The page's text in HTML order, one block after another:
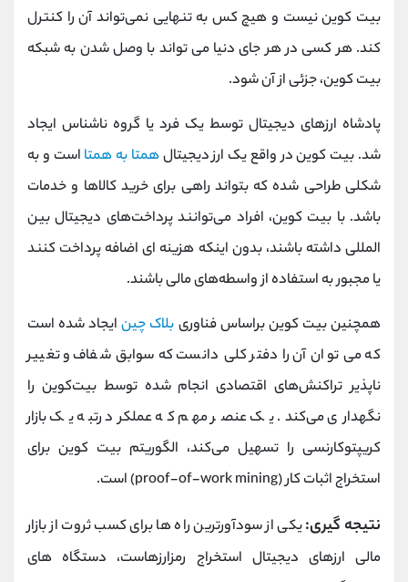
بیت کوین نیست و هیچ کس به تنهایی نمی‌تواند آن را کنترل
کند. هر کسی در هر جای دنیا می‌ تواند با وصل شدن به شبکه
بیت کوین، جزئی از آن شود.
پادشاه ارز‌های دیجیتال توسط یک فرد یا گروه ناشناس ایجاد
شد. بیت کوین در واقع یک ارز دیجیتالهمتا به‌ همتا است و به‌
شکلی طراحی شده که بتواند راهی برای خرید کالا‌ها و خدمات
باشد. با بیت‌ کوین، افراد می‌توانند پرداخت‌های دیجیتال بین‌
المللی داشته باشند، بدون اینکه هزینه‌ ای اضافه پرداخت کنند
یا مجبور به استفاده از واسطه‌های مالی باشند.
همچنین بیت‌ کوین براساس فناوری بلاک چینایجاد شده است
که می‌ توان آن را دفتر کلی دانست که سوابق شفاف و تغییر
ناپذیر تراکنش‌های اقتصادی انجام‌ شده توسط بیت‌کوین را
نگهداری می‌کند. یک عنصر مهم که عملکرد رتبه یک بازار
کریپتوکارنسی را تسهیل می‌کند، الگوریتم بیت‌ کوین برای
استخراج اثبات کار (proof-of-work mining) است.
نتیجه گیری:یکی از سودآورترین راه ها برای کسب ثروت از بازار
مالی ارزهای دیجیتال استخراج رمزارزهاست، دستگاه های